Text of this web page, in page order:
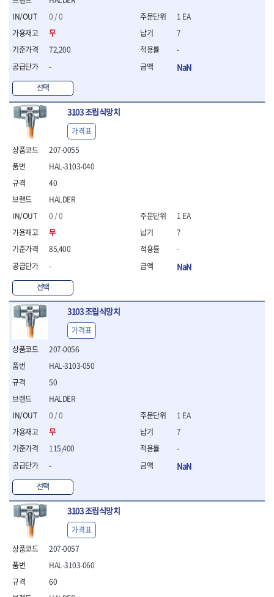
- 함마렌치
- 멀티플라이어
- 미니라쳇세트
- 라쳇 드라이버
- 라쳇스패너
- 스피드렌치
- 모터렌치
- 함마스패너
절연.전설.방폭공구
- 절연옵셋렌치
- 절연연결대
- 절연드라이버
- 절연T렌치
- 절연소켓
- 절연별소켓
- 절연육각비트소켓
- 절연라쳇핸들
- 절연렌치
- 절연콤비네이션렌치
- 절연링렌치
- 절연플라이어
- 절연전공칼
- 절연안전모
- 절연매트
- 방폭소켓
- 방폭라쳇핸들
- 방폭함마스패너
- 절연일자드라이버
- 절연별드라이버
- 절연드라이버세트
- 스트리퍼
- 라쳇케이블커터
- 자동스트리퍼
- 케이블스트리퍼
- 압착기
- 핀셋
- 절연공구세트
- 절연비트홀다
- 방폭망치
- 절연L렌치
0 / 0
무
72,200
-
선택
1 EA
7
-
NaN
3103 조립식망치
207-0055
HALDER
0 / 0
무
85,400
-
선택
HAL-3103-040
40
가격표
1 EA
7
-
NaN
3103 조립식망치
207-0056
HALDER
0 / 0
무
115,400
-
선택
HAL-3103-050
50
가격표
1 EA
7
-
NaN
3103 조립식망치
207-0057
HAL-3103-060
60
가격표